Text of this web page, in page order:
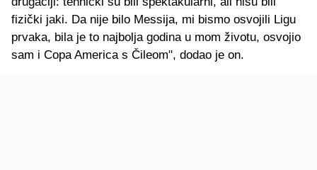
fizički jaki. Da nije bilo Messija, mi bismo osvojili Ligu
prvaka, bila je to najbolja godina u mom životu, osvojio
sam i Copa America s Čileom", dodao je on.